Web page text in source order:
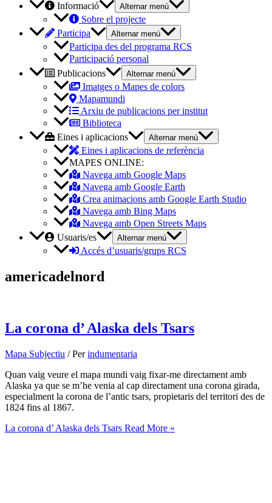
Informació Alternar menú
Sobre el projecte
Participa
Alternar menú
Participa des del programa RCS
Participació personal
Publicacions
Alternar menú
Imatges o Mapes de colors
Mapamundi
Arxiu de publicacions per institut
Biblioteca
Eines i aplicacions
Alternar menú
Eines i aplicacions de referència
MAPES ONLINE:
Navega amb Google Maps
Navega amb Google Earth
Crea animacions amb Google Earth Studio
Navega amb Bing Maps
Navega amb Open Streets Maps
Usuaris/es
Alternar menú
Accés d’usuaris/grups RCS
americadelnord
La corona d’ Alaska dels Tsars
Mapa Subjectiu / Per indumentaria
Quan vaig veure el mapa mundi vaig fixar-me directament amb
Alaska ya que se m’he venia al cap directament una corona girada,
especialment la corona de l’antic tsars, propietaris del territori des de
1824 fins al 1867.
La corona d’ Alaska dels Tsars Read More »